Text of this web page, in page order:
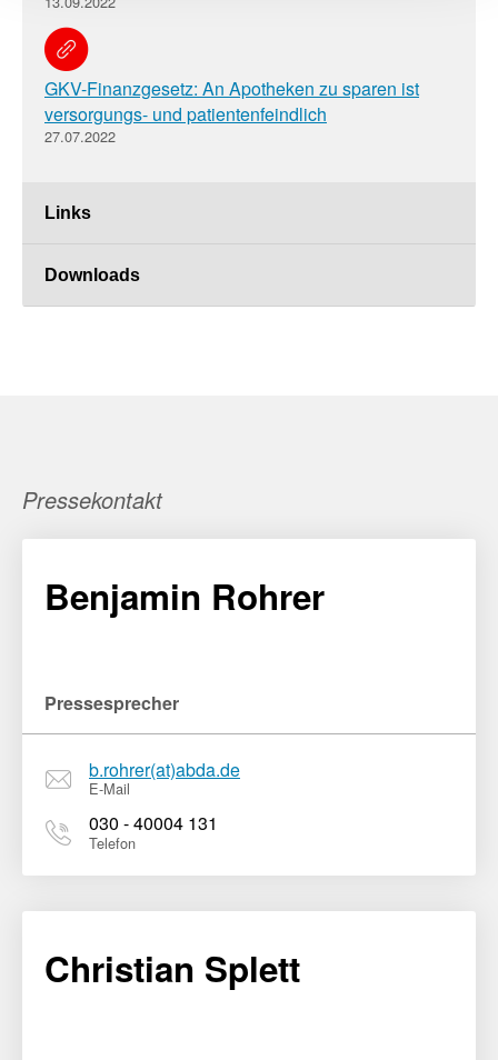
Links
Downloads
GKV-Finanzgesetz: An Apotheken zu sparen ist
versorgungs- und patientenfeindlich
27.07.2022
Pressekontakt
Benjamin Rohrer
Pressesprecher
b.rohrer(at)abda.de
E-Mail
030 - 40004 131
Telefon
Christian Splett